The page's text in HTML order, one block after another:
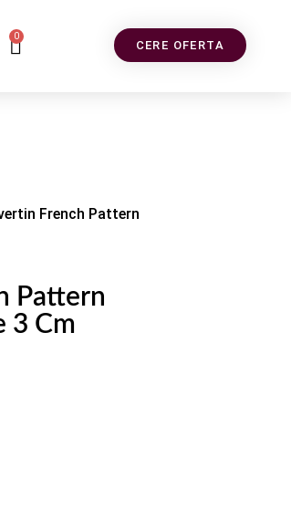
0
CERE OFERTA
French Pattern
Pattern
3 Cm